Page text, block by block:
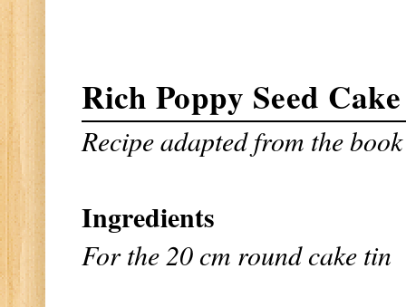
Rich Poppy Seed Cake
Recipe adapted from the
Ingredients
For the 20 cm round cake tin